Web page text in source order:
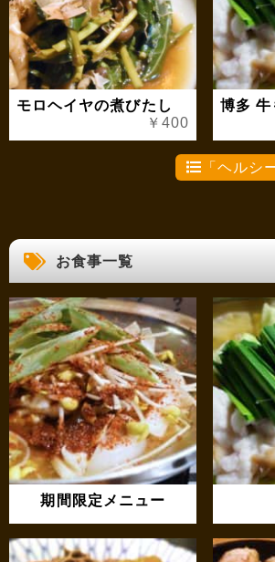
モロヘイヤの煮びたし
￥400
博多 牛
「ヘルシ
お食事一覧
期間限定メニュー